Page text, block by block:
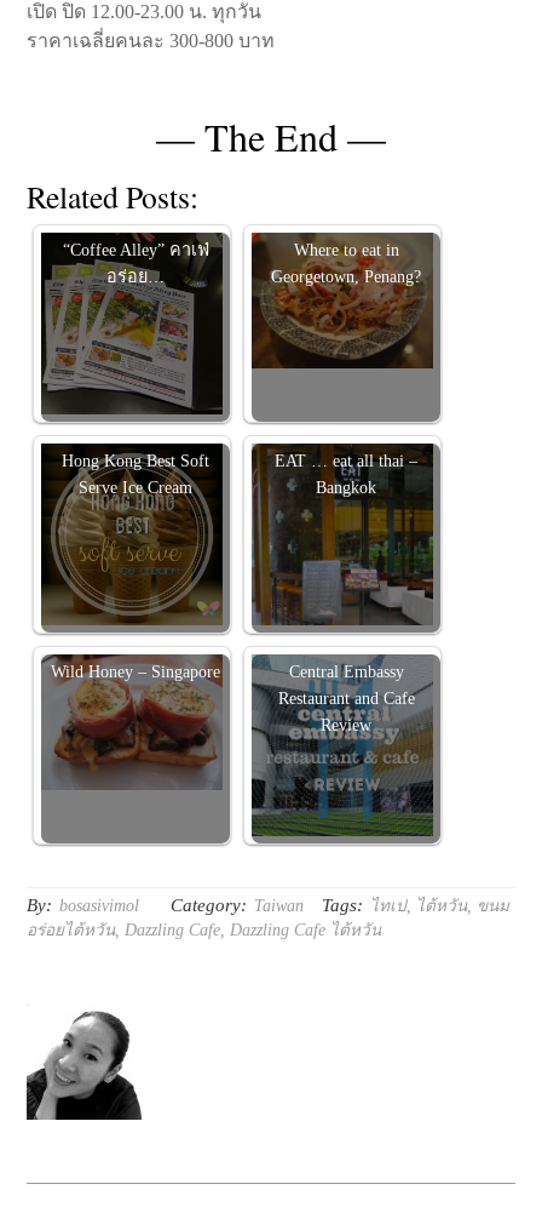
เปิด ปิด 12.00-23.00 น. ทุกวัน
ราคาเฉลี่ยคนละ 300-800 บาท
— The End —
Related Posts:
“Coffee Alley” คาเฟ่
อร่อย…
Where to eat in
Georgetown, Penang?
Hong Kong Best Soft
Serve Ice Cream
EAT … eat all thai –
Bangkok
Wild Honey – Singapore
Central Embassy
Restaurant and Cafe
Review
By: bosasivimol Category: Taiwan Tags: ไทเป, ไต้หวัน, ขนม
อร่อยไต้หวัน, Dazzling Cafe Dazzling Cafe ไต้หวัน